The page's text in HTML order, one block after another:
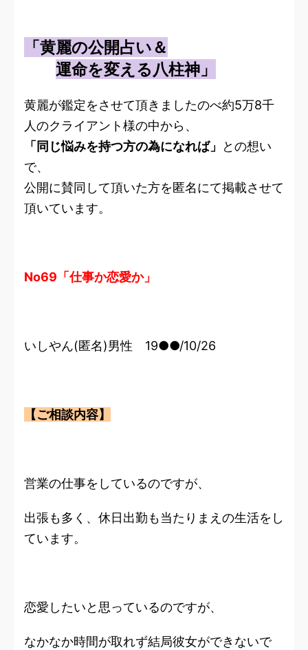
「黄麗の公開占い＆
運命を変える八柱神」
黄麗が鑑定をさせて頂きましたのべ約5万8千
人のクライアント様の中から、
「同じ悩みを持つ方の為になれば」
との想い
で、
公開に賛同して頂いた方を匿名にて掲載させて
頂いています。
No69「仕事か恋愛か」
いしやん(匿名)男性 19●●/10/26
【ご相談内容】
営業の仕事をしているのですが、
出張も多く、休日出勤も当たりまえの生活をし
ています。
恋愛したいと思っているのですが、
なかなか時間が取れず結局彼女ができないで